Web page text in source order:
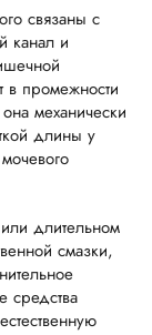
связаны с
канал и
в промежности
механически
длины у
длительном
смазки,
средства